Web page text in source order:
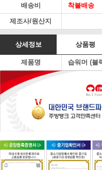
배송비 착불배송
제조사/원산지
상세정보 상품평
제품명 습워머 (블